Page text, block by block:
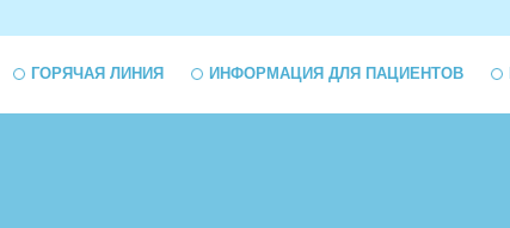
ГОРЯЧАЯ ЛИНИЯ ИНФОРМАЦИЯ ДЛЯ ПАЦИЕНТОВ